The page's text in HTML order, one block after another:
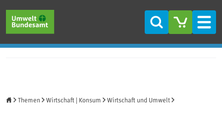
Suche
Themen Wirtschaft | Konsum Wirtschaft und Umwelt